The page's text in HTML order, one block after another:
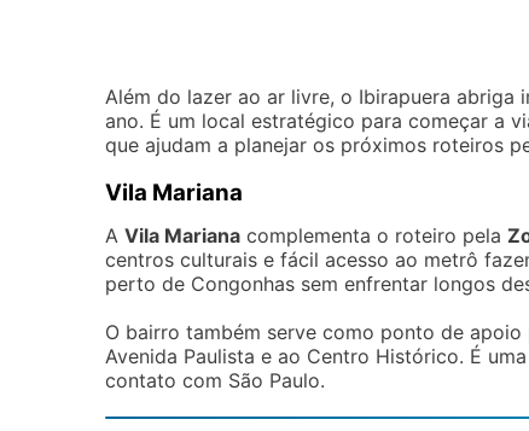
Além do lazer ao ar livre, o Ibirapuera
ano. É um local estratégico para começar a
que ajudam a planejar os próximos roteiros
Vila Mariana
A Vila Mariana complementa o roteiro pela
centros culturais e fácil acesso ao metrô
perto de Congonhas sem enfrentar longos
O bairro também serve como ponto de
Avenida Paulista e ao Centro Histórico. É
contato com São Paulo.